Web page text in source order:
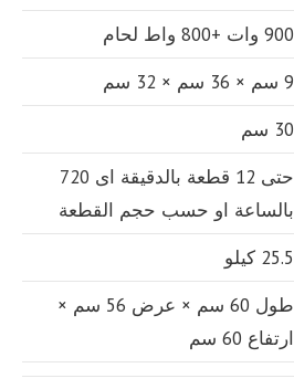
900 وات +800 واط لحام
9 سم × 36 سم × 32 سم
30 سم
حتى 12 قطعة بالدقيقة اى 720
بالساعة او حسب حجم القطعة
25.5 كيلو
طول 60 سم × عرض 56 سم ×
ارتفاع 60 سم